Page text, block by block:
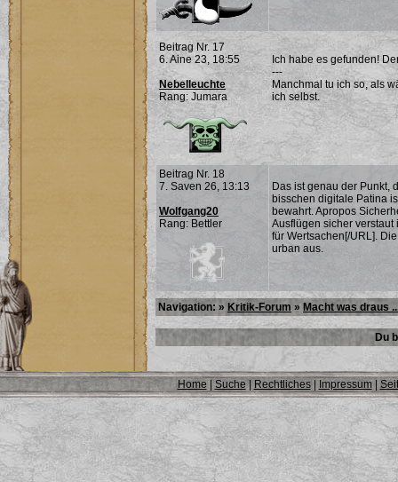
Beitrag Nr. 17
6. Aine 23, 18:55
Nebelleuchte
Rang: Jumara
Ich habe es gefunden!
---
Manchmal tu ich so, als
ich selbst.
Beitrag Nr. 18
7. Saven 26, 13:13
Wolfgang20
Rang: Bettler
Das ist genau der Punkt,
bisschen digitale Patina
bewahrt. Apropos
Ausflügen sicher verstaut
für Wertsachen[/URL].
urban aus.
Navigation: » Kritik-Forum » Macht was draus
Du
Home| Suche | Rechtliches| Impressum|